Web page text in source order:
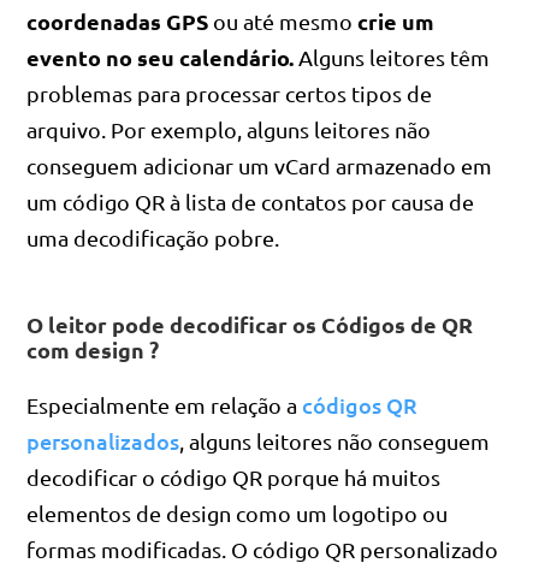
coordenadas GPS ou até mesmocrie um
evento no seu calendário. Alguns leitores têm
problemas para processar certos tipos de
arquivo. Por exemplo, alguns leitores não
conseguem adicionar um vCard armazenado em
um código QR à lista de contatos por causa de
uma decodificação pobre.
O leitor pode decodificar os Códigos de QR
com design ?
Especialmente em relação a códigos QR
personalizados , alguns leitores não conseguem
decodificar o código QR porque há muitos
elementos de design como um logotipo ou
formas modificadas. O código QR personalizado